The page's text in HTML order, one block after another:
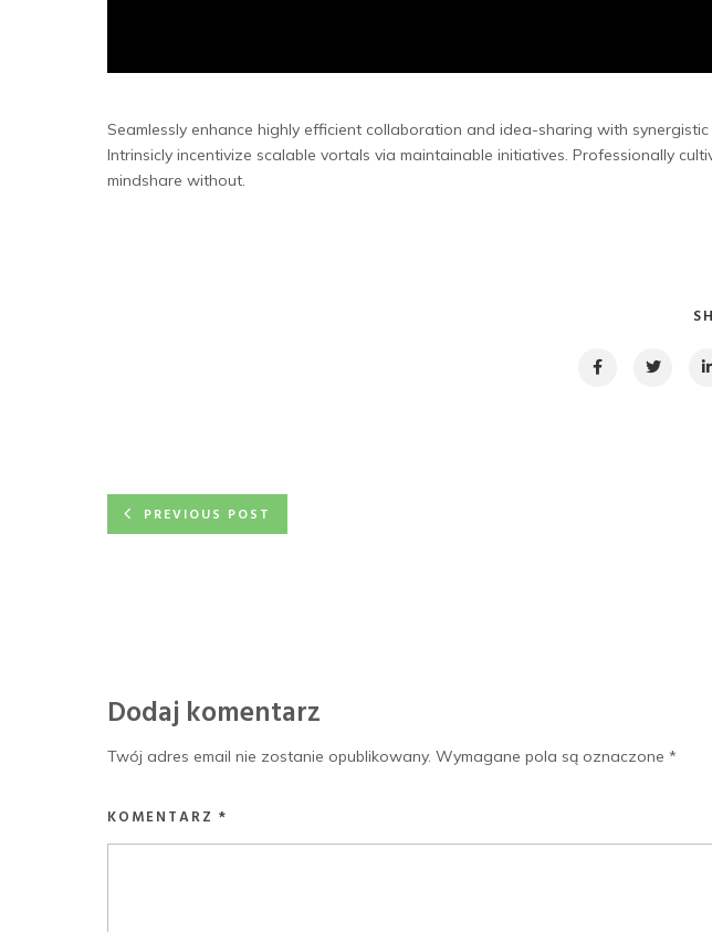
Seamlessly enhance highly efficient collaboration and idea-sharing with
Intrinsicly incentivize scalable vortals via maintainable initiatives. Professionally
mindshare without.
PREVIOUS POST
Dodaj komentarz
Twój adres email nie zostanie opublikowany. Wymagane pola są oznaczone *
KOMENTARZ *